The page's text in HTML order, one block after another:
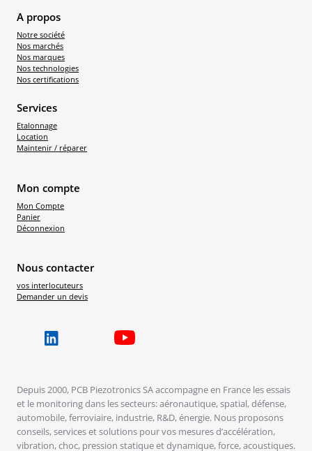
A propos
Notre société
Nos marchés
Nos marques
Nos technologies
Nos certifications
Services
Etalonnage
Location
Maintenir / réparer
Mon compte
Mon Compte
Panier
Déconnexion
Nous contacter
vos interlocuteurs
Demander un devis
Depuis 2000, PCB Piezotronics SA accompagne en France les essais
et le monitoring dans les secteurs: aéronautique, spatial, défense,
automobile, ferroviaire, industrie, R&D, énergie. Nous proposons
conseils, services et solutions pour vos mesures d’accélération,
vibration, choc, pression statique et dynamique, force, acoustiques.